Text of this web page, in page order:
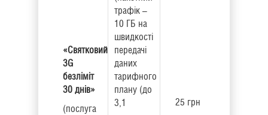
«Святковий
3G
безліміт
30 днів»
(послуга
трафік –
10 ГБ на
швидкості
передачі
даних
тарифного
плану (до
3,1
25 грн